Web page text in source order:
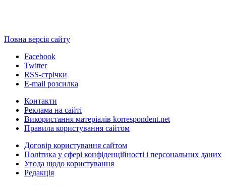
Повна версія сайту
Facebook
Twitter
RSS-стрічки
E-mail розсилка
Контакти
Реклама на сайті
Використання матеріалів korrespondent.net
Правила користування сайтом
Договір користування сайтом
Політика у сфері конфіденційності і персональних даних
Угода щодо користування
Редакція